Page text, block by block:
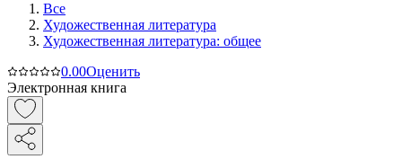
Все
Художественная литература
Художественная литература: общее
0.00Оценить
Электронная книга